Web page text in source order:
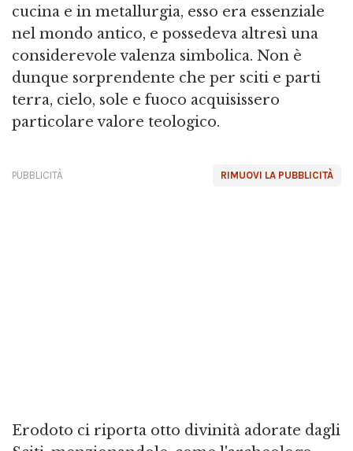
cucina e in metallurgia, esso era essenziale
nel mondo antico, e possedeva altresì una
considerevole valenza simbolica. Non è
dunque sorprendente che per sciti e parti
terra, cielo, sole e fuoco acquisissero
particolare valore teologico.
RIMUOVI LA PUBBLICITÀ
PUBBLICITÀ
Erodoto ci riporta otto divinità adorate dagli